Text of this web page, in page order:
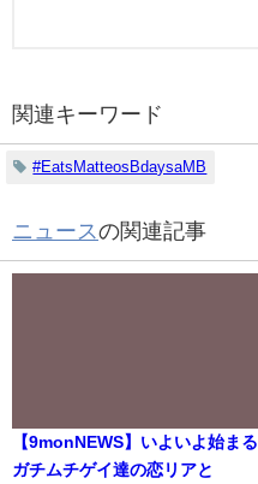
関連キーワード
#EatsMatteosBdaysaMB
ニュース の関連記事
【9monNEWS】いよいよ始まる
ガチムチゲイ達の恋リアと